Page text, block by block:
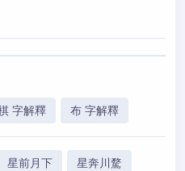
字解釋 布 字解釋
星前月下 星奔川騖